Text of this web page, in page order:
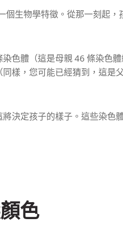
個生物學特徵。 從那一刻起，
色體（這是母親 46 條染色
樣，您可能已經猜到，這是
決定孩子的樣子。 這些染色
色